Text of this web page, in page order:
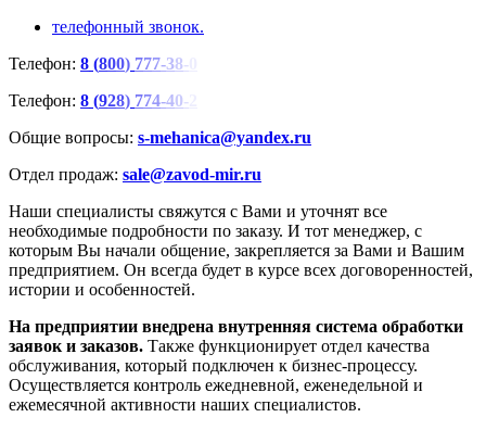
телефонный звонок.
Телефон: 8 (800) 777-38-
Телефон: 8 (928) 774-40-
Общие вопросы: s-mehanica@yandex.ru
Отдел продаж: sale@zavod-mir.ru
Наши специалисты свяжутся с Вами и уточнят все
необходимые подробности по заказу. И тот менеджер, с
которым Вы начали общение, закрепляется за Вами и Вашим
предприятием. Он всегда будет в курсе всех договоренностей,
истории и особенностей.
На предприятии внедрена внутренняя система обработки
заявок и заказов. Также функционирует отдел качества
обслуживания, который подключен к бизнес-процессу.
Осуществляется контроль ежедневной, еженедельной и
ежемесячной активности наших специалистов.